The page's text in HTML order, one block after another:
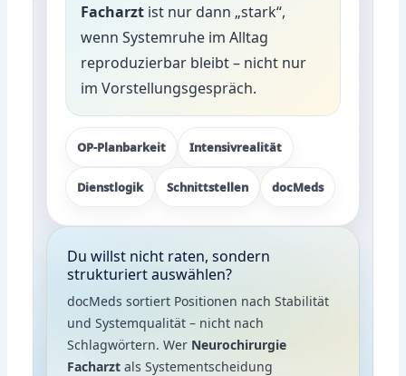
Facharzt ist nur dann „stark“,
wenn Systemruhe im Alltag
reproduzierbar bleibt – nicht nur
im Vorstellungsgespräch.
OP-Planbarkeit Intensivrealität
Dienstlogik Schnittstellen docMeds
Du willst nicht raten, sondern
strukturiert auswählen?
docMeds sortiert Positionen nach Stabilität
und Systemqualität – nicht nach
Schlagwörtern. Wer Neurochirurgie
Facharzt als Systementscheidung